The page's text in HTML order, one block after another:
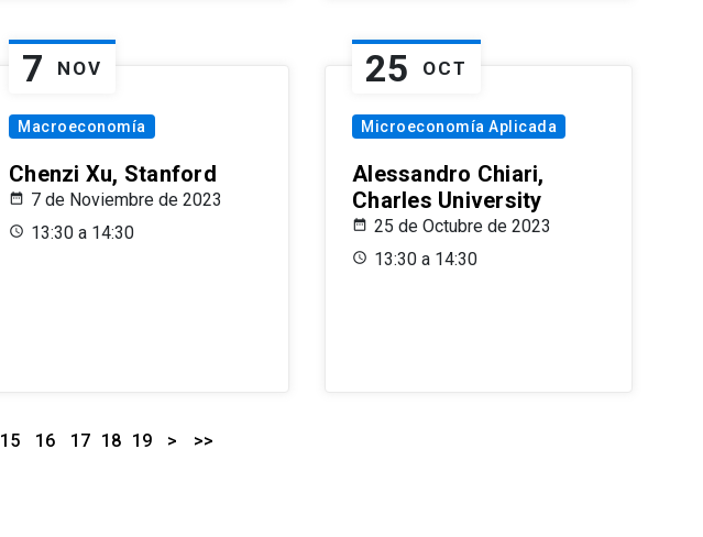
7 NOV
Macroeconomía
Chenzi Xu, Stanford
7 de Noviembre de 2023
13:30 a 14:30
25 OCT
Microeconomía Aplicada
Alessandro Chiari,
Charles University
25 de Octubre de 2023
13:30 a 14:30
15 16 17 18 19 > >>